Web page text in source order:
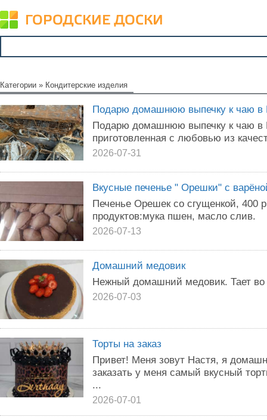
Категории » Кондитерские изделия
Подарю домашнюю выпечку к чаю в
Подарю домашнюю выпечку к чаю в
приготовленная с любовью из
2026-07-31
Вкусные печенье " Орешки" с
Печенье Орешек со сгущенкой, 400
продуктов:мука пшен, масло слив.
2026-07-13
Домашний медовик
Нежный домашний медовик. Тает
2026-07-03
Торты на заказ
Привет! Меня зовут Настя, я
заказать у меня самый вкусный
...
2026-07-01